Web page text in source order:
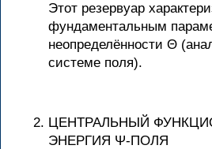
Этот резервуар
фундаментальным
неопределённости Θ
системе поля).
ЦЕНТРАЛЬНЫЙ
ЭНЕРГИЯ Ψ-ПОЛЯ